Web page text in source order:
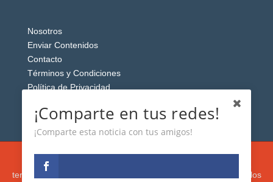
Nosotros
Enviar Contenidos
Contacto
Términos y Condiciones
Política de Privacidad
Esta web usa cookies analíticas y publicitarias (propias y de
terceros) para analizar el tráfico y personalizar el contenido y los
¡Comparte en tus redes!
¡Comparte esta noticia con tus amigos!